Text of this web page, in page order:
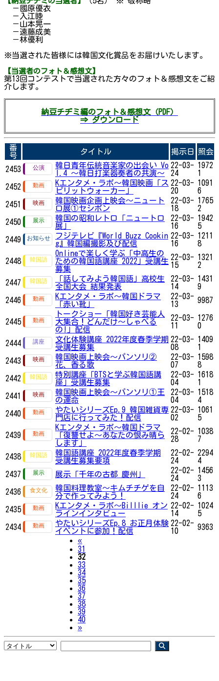
－國原優衣
－入江睦
－山本晃一
－遠藤成美
－林優利
※当選された皆様には韓国文化賞品をお届けいたします。
【当選者のフォト＆感想文】
第13回コンテストで当選された方々のフォト＆感想文をご紹
介します。
納豆チヂミ編のフォト＆感想文（PDF）
⇒ ダウンロード
番
号
タイトル 掲示日 照会
2453
韓日青年伝統音楽家の出会い Vo
l.4 ～韓日打楽器奏者の共演～
22-03-
24
1972
1
2452
Kエンタメ・ラボ～韓国映画「ス
ピリットウォーカー」
22-03-
20
1091
6
2451
韓国映画企画上映会～ニュート
ロ展①セシボン
22-03-
18
1765
2
2450
韓国の昭和レトロ「ニュートロ
展」
22-03-
16
1942
5
2449
フジテレビ『World Buzz Cookin
g』韓国編撮影及び配信
22-03-
16
1211
8
2448
Onlineで楽しく学ぶ「中高生の
ための韓国語講座 2022」受講生
募集
22-03-
15
1321
2
2447
「話してみよう韓国語」高校生
全国大会 結果発表
22-03-
14
1431
9
2446
Kエンタメ・ラボ～韓国ドラマ
「赤い靴」
22-03-
13
9987
2445
トークショー「韓国好き芸能人
大集合！どんだけ～しゃべる
の!」配信
22-03-
11
1276
0
2444
文化体験講座 2022年度春季学期
受講生募集
22-03-
08
1409
1
2443
韓国映画上映会〜パンソリ②
花、香る歌
22-03-
07
1598
8
2442
特別講座「BTSと学ぶ韓国語講
座」受講生募集
22-03-
04
1618
1
2441
韓国映画上映会〜パンソリ①王
の運命
22-03-
04
1518
4
2440
やたいシリーズEp.9 韓国雑貨専
門店に行ってみた！配信
22-03-
02
1061
5
2439
Kエンタメ・ラボ～韓国ドラマ
「復讐せよ～あなたの恨み晴ら
します」
22-02-
28
1038
7
2438
韓国語講座 2022年度春季学期
受講生募集要項
22-02-
24
2294
4
2437
展示「千年の古都 慶州」
22-02-
24
1456
3
2436
韓国料理教室〜キムチチゲを自
分で作ってみよう！
22-02-
24
1113
6
2435
Kエンタメ・ラボ～Billlie オン
ラインインタビュー
22-02-
14
1024
5
2434
やたいシリーズEp.8 お正月体験
イベントに参加！配信
22-02-
10
9363
«Previous
31
32
33
34
35
36
37
38
39
40
»Next